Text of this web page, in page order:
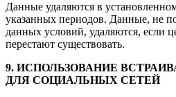
Данные удаляются в
указанных периодов. Данные, не
данных условий, удаляются, если
перестают существовать.
9. ИСПОЛЬЗОВАНИЕ
ДЛЯ СОЦИАЛЬНЫХ СЕТЕЙ